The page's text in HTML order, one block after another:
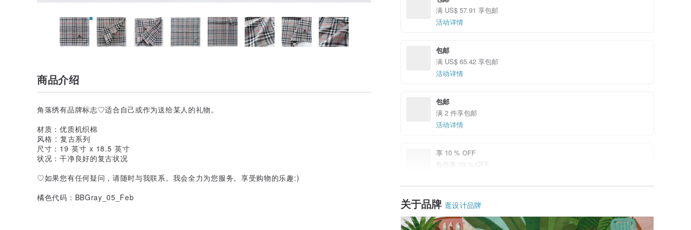
满 US$ 57.91 享包邮
活动详情
包邮
满 US$ 65.42 享包邮
活动详情
包邮
满 2 件享包邮
活动详情
享 10 % OFF
每件享 10 % OFF
Pinkoi 帮你付邮费！新会员 7 天内于 APP 下单满 US$ 30.00 最高可折
活动详情
关于品牌 逛设计品牌
商品介绍
角落绣有品牌标志♡适合自己或作为送给某人的礼物。
材质：优质机织棉
风格 : 复古系列
尺寸：19 英寸 x 18.5 英寸
状况：干净良好的复古状况
♡如果您有任何疑问，请随时与我联系。我会全力为您服务。享受购物的乐趣:)
橘色代码：BBGray_05_Feb